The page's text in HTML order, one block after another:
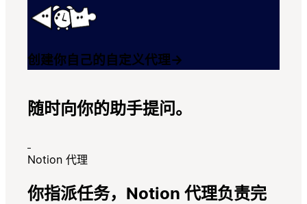
创建你自己的自定义代理→
随时向你的助手提问。
Notion 代理
你指派任务，Notion 代理负责完